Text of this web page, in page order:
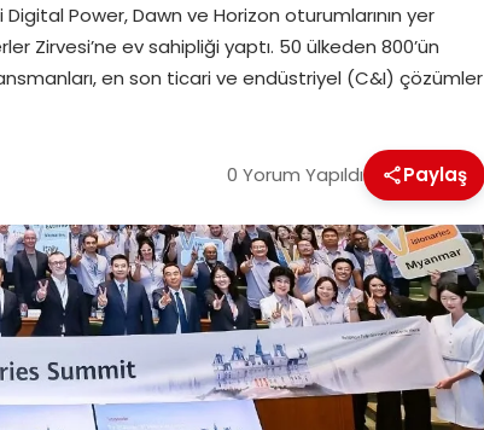
Power, Dawn ve Horizon oturumlarının yer
Zirvesi’ne ev sahipliği yaptı. 50 ülkeden 800’ün
en son ticari ve endüstriyel (C&I) çözümler
0 Yorum Yapıldı Paylaş